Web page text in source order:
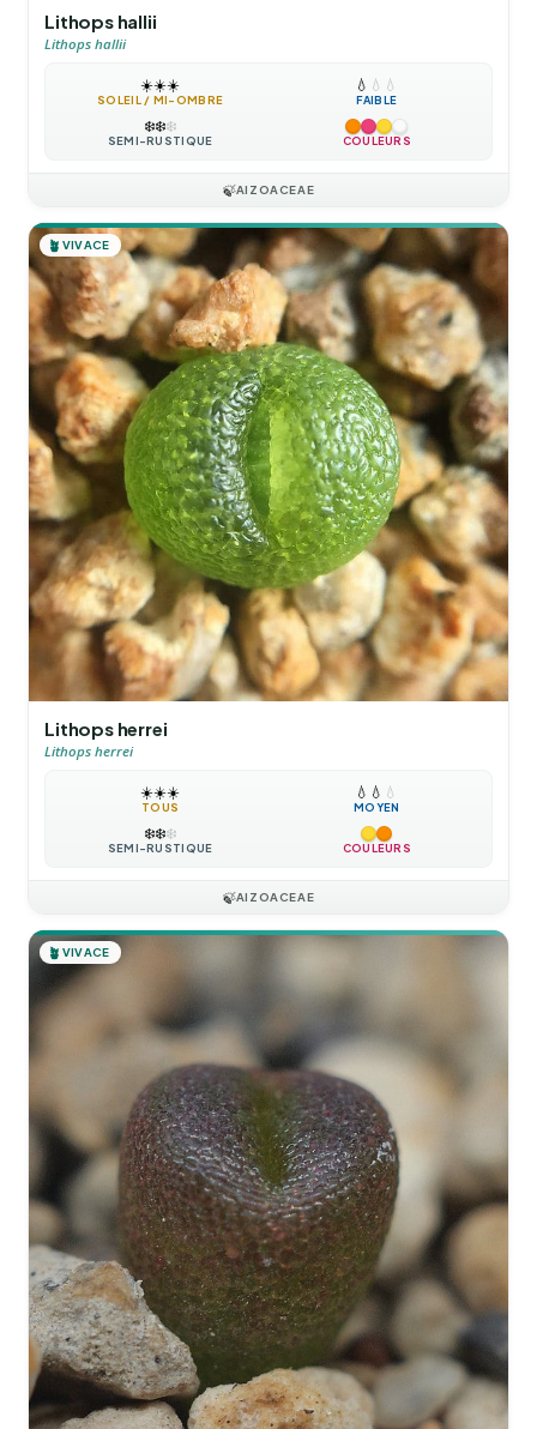
Lithops hallii
Lithops hallii
☀️☀️☀️
SOLEIL / MI-OMBRE
💧 💧 💧
FAIBLE
❄️❄️❄️
SEMI-RUSTIQUE COULEURS
🍃AIZOACEAE
🪴 VIVACE
Lithops herrei
Lithops herrei
☀️☀️☀️
TOUS
💧 💧 💧
MOYEN
❄️❄️❄️
SEMI-RUSTIQUE COULEURS
🍃AIZOACEAE
🪴 VIVACE